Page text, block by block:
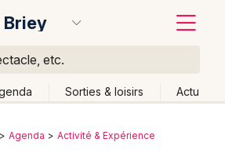
Briey
etc.
Sorties & loisirs Actu
Agenda Activité & Expérience